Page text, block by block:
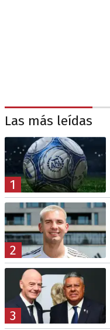
Las más leídas
1
2
3